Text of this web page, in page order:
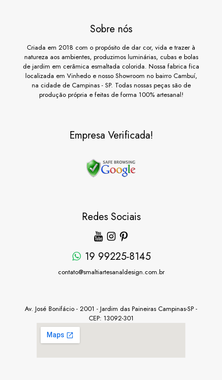
Sobre nós
Criada em 2018 com o propósito de dar cor, vida e trazer à
natureza aos ambientes, produzimos luminárias, cubas e bolas
de jardim em cerâmica esmaltada colorida. Nossa fabrica fica
localizada em Vinhedo e nosso Showroom no bairro Cambuí,
na cidade de Campinas - SP. Todas nossas peças são de
produção própria e feitas de forma 100% artesanal!
Empresa Verificada!
Redes Sociais
19 99225-8145
contato@smaltiartesanaldesign.com.br
Av. José Bonifácio - 2001 - Jardim das Paineiras Campinas-SP -
CEP: 13092-301